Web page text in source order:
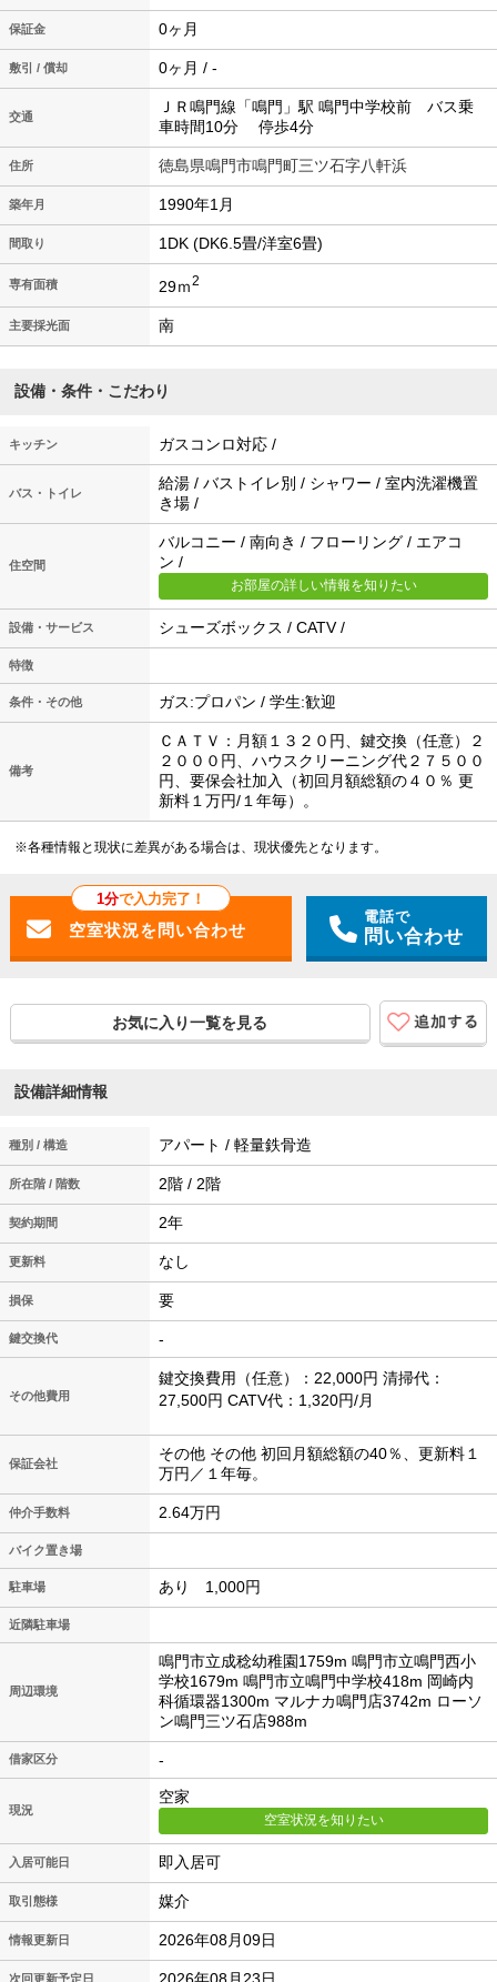
保証金 0ヶ月
敷引 / 償却 0ヶ月 / -
交通
ＪＲ鳴門線「鳴門」駅 鳴門中学校前 バス乗
車時間10分 停歩4分
住所 徳島県鳴門市鳴門町三ツ石字八軒浜
築年月 1990年1月
間取り 1DK (DK6.5畳/洋室6畳)
専有面積 29ｍ2
主要採光面 南
設備・条件・こだわり
キッチン ガスコンロ対応 /
バス・トイレ
給湯 / バストイレ別 / シャワー / 室内洗濯機置
き場 /
住空間
バルコニー / 南向き / フローリング / エアコ
ン /
お部屋の詳しい情報を知りたい
設備・サービス シューズボックス / CATV /
特徴
条件・その他 ガス:プロパン / 学生:歓迎
備考
ＣＡＴＶ：月額１３２０円、鍵交換（任意）２
２０００円、ハウスクリーニング代２７５００
円、要保会社加入（初回月額総額の４０％ 更
新料１万円/１年毎）。
※各種情報と現状に差異がある場合は、現状優先となります。
1分で入力完了！
電話で
問い合わせ
お気に入り一覧を見る
設備詳細情報
種別 / 構造 アパート / 軽量鉄骨造
所在階 / 階数 2階 / 2階
契約期間 2年
更新料 なし
損保 要
鍵交換代 -
その他費用
鍵交換費用（任意）：22,000円 清掃代：
27,500円 CATV代：1,320円/月
保証会社
その他 その他 初回月額総額の40％、更新料１
万円／１年毎。
仲介手数料 2.64万円
バイク置き場
駐車場 あり 1,000円
近隣駐車場
周辺環境
鳴門市立成稔幼稚園1759m 鳴門市立鳴門西小
学校1679m 鳴門市立鳴門中学校418m 岡崎内
科循環器1300m マルナカ鳴門店3742m ローソ
ン鳴門三ツ石店988m
借家区分 -
現況
空家
空室状況を知りたい
入居可能日 即入居可
取引態様 媒介
情報更新日 2026年08月09日
次回更新予定日